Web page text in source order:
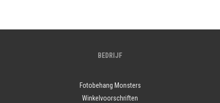
BEDRIJF
Fotobehang Monsters
Winkelvoorschriften